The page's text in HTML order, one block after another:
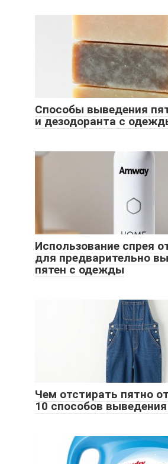
Способы выведения
и дезодоранта с
Использование спрея
для предварительно
пятен с одежды
Чем отстирать пятно
10 способов